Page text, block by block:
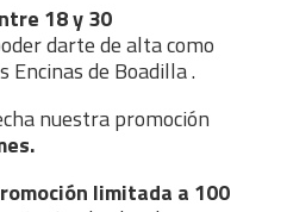
18 y 30
darte de alta como
Encinas de Boadilla .
nuestra promoción
limitada a 100